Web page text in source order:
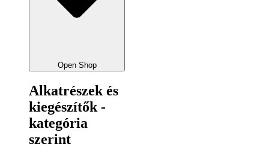
Open Shop
Alkatrészek és
kiegészítők -
kategória
szerint